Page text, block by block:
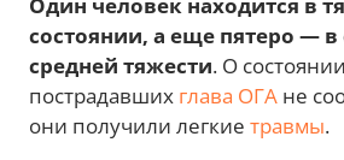
Один человек находится в
состоянии, а еще пятеро — в
средней тяжести. О
пострадавших глава ОГА не
они получили легкие травмы.